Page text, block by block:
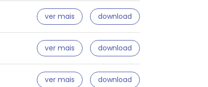
ver mais download
ver mais download
ver mais download